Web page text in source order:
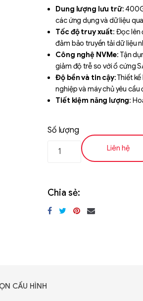
Dung lượng lưu trữ:
các ứng dụng và dữ liệu
Tốc độ truy xuất: Đọc lên
đảm bảo truyền tải dữ liệu
Công nghệ NVMe: Tận
giảm độ trễ so với ổ cứng
Độ bền và tin cậy: Thiết
nghiệp và máy chủ yêu cầu
Tiết kiệm năng lượng:
Số lượng
Liên hệ
Chia sẻ:
CẤU HÌNH
Liên hệ